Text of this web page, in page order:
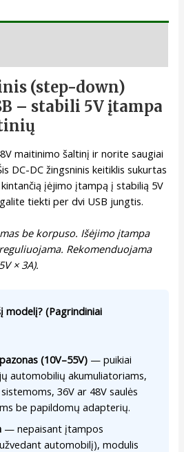
(step-down)
– stabili 5V įtampa
maitinimo šaltinį ir norite saugiai
DC-DC žingsninis keitiklis sukurtas
įėjimo įtampą į stabilią 5V
tiekti per dvi USB jungtis.
be korpuso. Išėjimo įtampa
Rekomenduojama
× 3A).
modelį? (Pagrindiniai
(10V–55V) — puikiai
automobilių akumuliatoriams,
36V ar 48V saulės
be papildomų adapterių.
— nepaisant įtampos
automobilį), modulis